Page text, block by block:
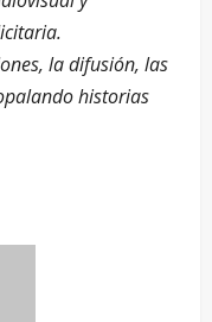
la difusión, las
historias